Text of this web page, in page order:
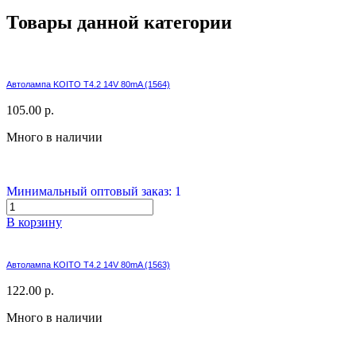
Товары данной категории
Автолампа KOITO T4.2 14V 80mA (1564)
105.00 р.
Много в наличии
Минимальный оптовый заказ: 1
В корзину
Автолампа KOITO T4.2 14V 80mA (1563)
122.00 р.
Много в наличии